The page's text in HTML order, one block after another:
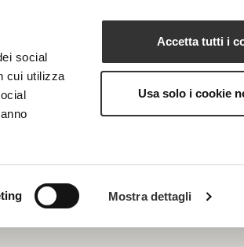
social
cui utilizza
Mostra dettagli
Accetta tutti i
Usa solo i cookie
CONTATTI
di lino favorisce il turnover cellulare
in eccesso presente) e